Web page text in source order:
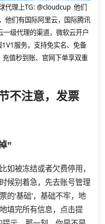
代理上TG: @cloudcup 他们
他们有国际阿里云，国际腾讯
级代理的渠道，微软云开户
服务，支持免实名、免备
值秒到账、官网下单享双重
不注意，发票
”
如被冻结或者欠费停用，
候别着急，先去账号管理
的‘基础’，基础不牢，地
填完所有信息，点击提